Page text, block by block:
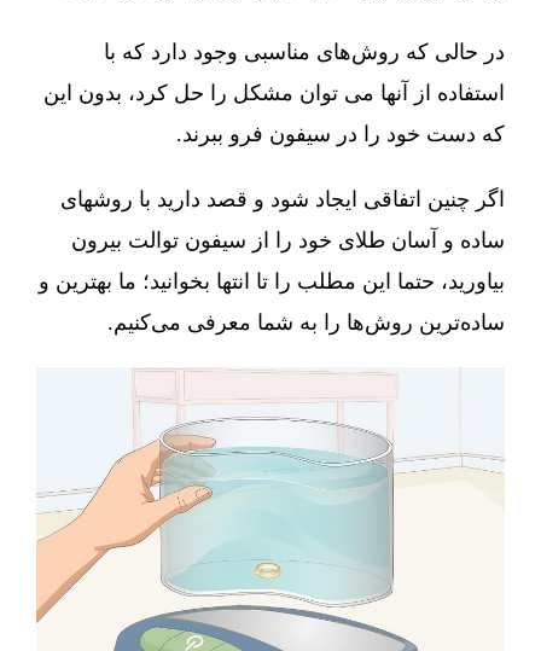
در حالی که روش‌های مناسبی وجود دارد که با
استفاده از آنها می توان مشکل را حل کرد، بدون این
که دست خود را در سیفون فرو ببرند.
اگر چنین اتفاقی ایجاد شود و قصد دارید با روشهای
ساده و آسان طلای خود را از سیفون توالت بیرون
بیاورید، حتما این مطلب را تا انتها بخوانید؛ ما بهترین و
ساده‌ترین روش‌ها را به شما معرفی می‌کنیم.